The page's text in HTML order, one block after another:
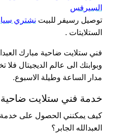
السيرفس
توصيل رسيفر للبيت نشتري
الستلايتات .
فني ستلايت ضاحية مبارك
وبوابتك الى عالم الديجيتال
مدار الساعة وطيلة الاسبوع.
خدمة فني ستلايت ضاحية
كيف يمكنني الحصول على
العبدالله الجابر؟